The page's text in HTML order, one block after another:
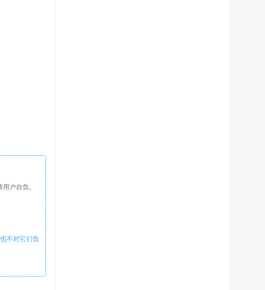
户自负。
不对它们负